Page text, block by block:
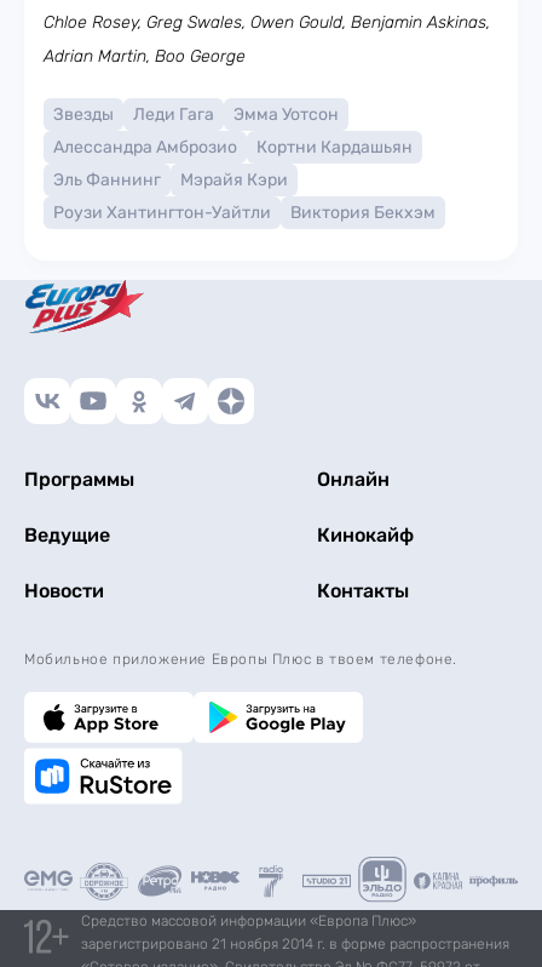
Chloe Rosey, Greg Swales, Owen Gould, Benjamin Askinas,
Adrian Martin, Boo George
Звезды Леди Гага
Эмма Уотсон
Алессандра Амброзио
Кортни Кардашьян
Эль Фаннинг
Мэрайя Кэри
Роузи Хантингтон-Уайтли
Виктория Бекхэм
Программы Онлайн
Ведущие Кинокайф
Новости Контакты
Мобильное приложение Европы Плюс в твоем телефоне.
Средство массовой информации «Европа Плюс»
зарегистрировано 21 ноября 2014 г. в форме распространения